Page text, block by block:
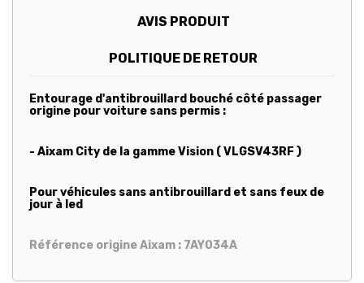
AVIS PRODUIT
POLITIQUE DE RETOUR
Entourage d'antibrouillard bouché côté passager
origine pour voiture sans permis :
- Aixam City de la gamme Vision ( VLGSV43RF )
Pour véhicules sans antibrouillard et sans feux de
jour à led
Référence origine Aixam : 7AY034A